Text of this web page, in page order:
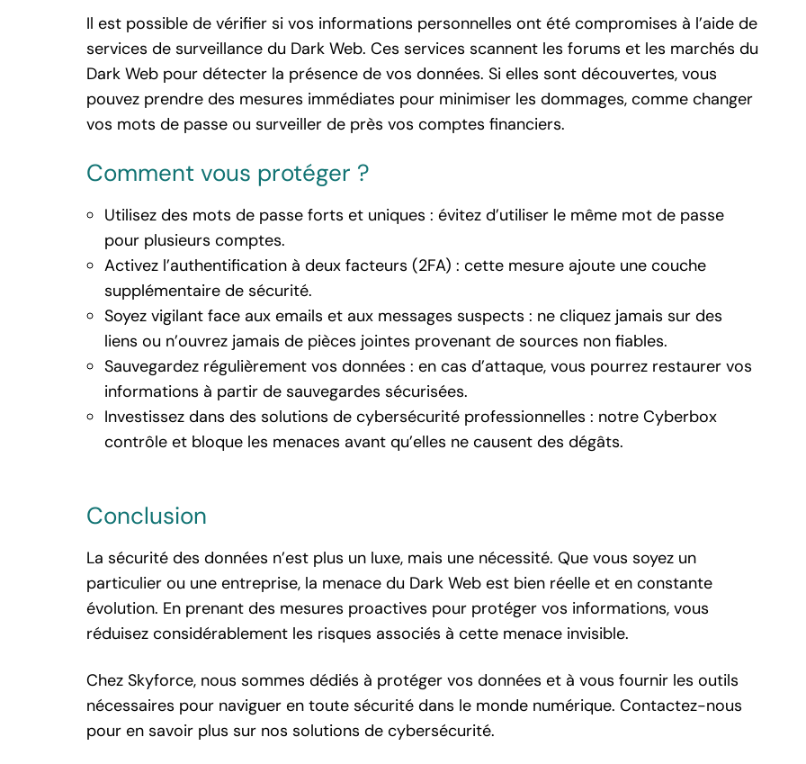
Il est possible de vérifier si vos informations personnelles ont été compromises à l’aide de
services de surveillance du Dark Web. Ces services scannent les forums et les marchés du
Dark Web pour détecter la présence de vos données. Si elles sont découvertes, vous
pouvez prendre des mesures immédiates pour minimiser les dommages, comme changer
vos mots de passe ou surveiller de près vos comptes financiers.
Comment vous protéger ?
Utilisez des mots de passe forts et uniques : évitez d’utiliser le même mot de passe
pour plusieurs comptes.
Activez l’authentification à deux facteurs (2FA) : cette mesure ajoute une couche
supplémentaire de sécurité.
Soyez vigilant face aux emails et aux messages suspects : ne cliquez jamais sur des
liens ou n’ouvrez jamais de pièces jointes provenant de sources non fiables.
Sauvegardez régulièrement vos données : en cas d’attaque, vous pourrez restaurer vos
informations à partir de sauvegardes sécurisées.
Investissez dans des solutions de cybersécurité professionnelles : notre Cyberbox
contrôle et bloque les menaces avant qu’elles ne causent des dégâts.
Conclusion
La sécurité des données n’est plus un luxe, mais une nécessité. Que vous soyez un
particulier ou une entreprise, la menace du Dark Web est bien réelle et en constante
évolution. En prenant des mesures proactives pour protéger vos informations, vous
réduisez considérablement les risques associés à cette menace invisible.
Chez Skyforce, nous sommes dédiés à protéger vos données et à vous fournir les outils
nécessaires pour naviguer en toute sécurité dans le monde numérique. Contactez-nous
pour en savoir plus sur nos solutions de cybersécurité.